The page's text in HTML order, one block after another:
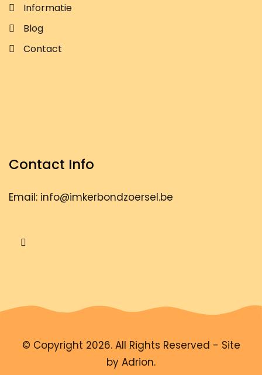
Informatie
Blog
Contact
Contact Info
Email: info@imkerbondzoersel.be
© Copyright 2026. All Rights Reserved - Site
by Adrion.